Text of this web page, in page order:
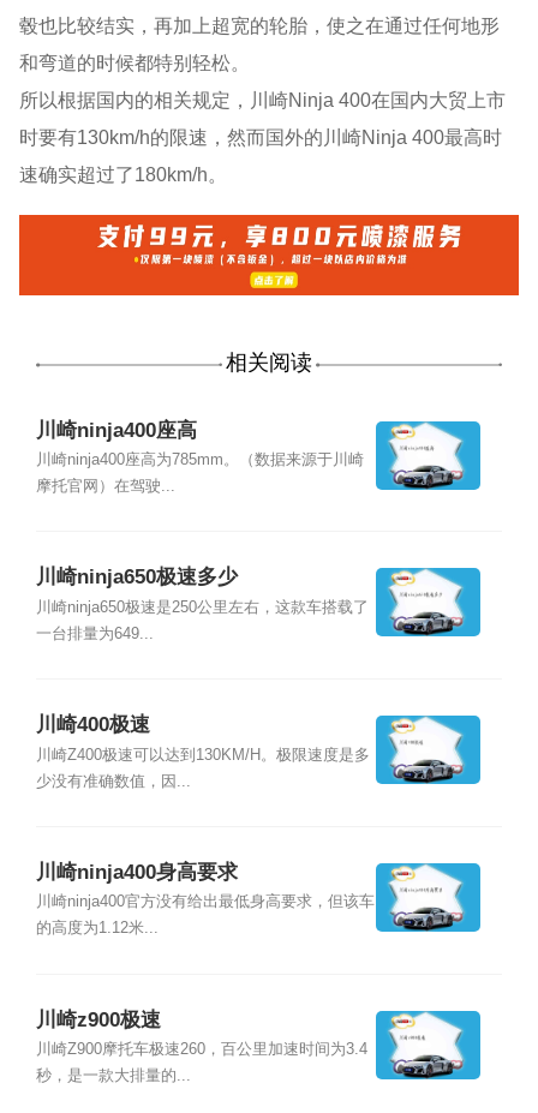
毂也比较结实，再加上超宽的轮胎，使之在通过任何地形
和弯道的时候都特别轻松。
所以根据国内的相关规定，川崎Ninja 400在国内大贸上市
时要有130km/h的限速，然而国外的川崎Ninja 400最高时
速确实超过了180km/h。
相关阅读
川崎ninja400座高
川崎ninja400座高为785mm。（数据来源于川崎
摩托官网）在驾驶...
川崎ninja650极速多少
川崎ninja650极速是250公里左右，这款车搭载了
一台排量为649...
川崎400极速
川崎Z400极速可以达到130KM/H。极限速度是多
少没有准确数值，因...
川崎ninja400身高要求
川崎ninja400官方没有给出最低身高要求，但该车
的高度为1.12米...
川崎z900极速
川崎Z900摩托车极速260，百公里加速时间为3.4
秒，是一款大排量的...